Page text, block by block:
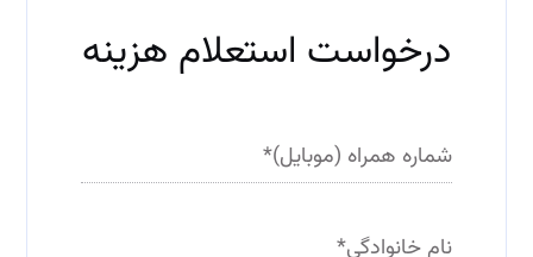
درخواست استعلام هزینه
شماره همراه (موبایل)*
نام خانوادگی*